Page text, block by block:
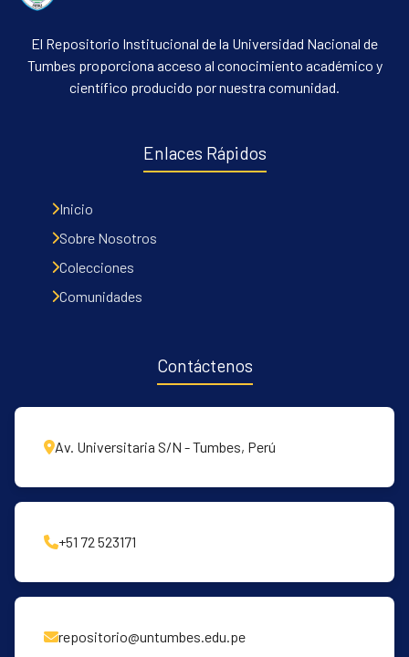
Communities & Collections
All of DSpace
El Repositorio Institucional de la Universidad Nacional de
Tumbes proporciona acceso al conocimiento académico y
científico producido por nuestra comunidad.
Enlaces Rápidos
Inicio
Sobre Nosotros
Colecciones
Comunidades
Contáctenos
Av. Universitaria S/N - Tumbes, Perú
+51 72 523171
repositorio@untumbes.edu.pe